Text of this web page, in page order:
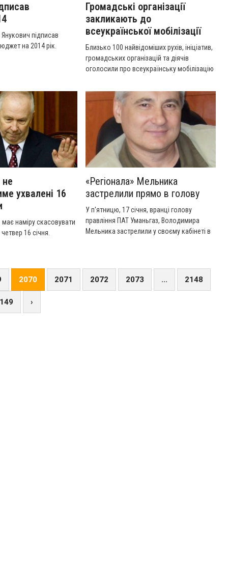
підписав
на 2014 рік.
Громадські організації
закликають до
всеукраїнської мобілізації
Близько 100 найвідоміших рухів, ініціатив,
громадських організацій та діячів
оголосили про всеукраїнську мобілізацію
з ухваленням драконівських законів, які
“перекреслили права та свободи
мільйонів українців Регіонали та
комуністи сфальшували ухвалення одразу
в усіх читаннях, а Янукович миттю
підписав, “закони”, що запроваджують
диктатуру”.
ухвалені 16
наміру скасовувати
16 січня.
«Регіонала» Мельника
застрелили прямо в голову
У п'ятницю, 17 січня, вранці голову
правління ПАТ Уманьгаз, Володимира
Мельника застрелили у своєму кабінеті в
2070 2071 2072 2073 ... 2148
›